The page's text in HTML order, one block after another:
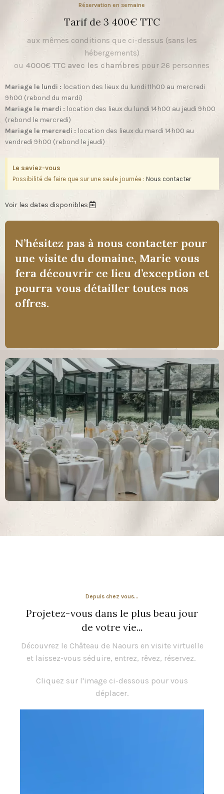
Réservation en semaine
Tarif de 3 400€ TTC
aux mêmes conditions que ci-dessus (sans les
hébergements)
ou 4000€ TTC avec les chambres pour 26 personnes
Mariage le lundi : location des lieux du lundi 11h00 au mercredi
9h00 (rebond du mardi)
Mariage le mardi : location des lieux du lundi 14h00 au jeudi 9h00
(rebond le mercredi)
Mariage le mercredi : location des lieux du mardi 14h00 au
vendredi 9h00 (rebond le jeudi)
Le saviez-vous
Possibilité de faire que sur une seule journée : Nous contacter
Voir les dates disponibles
N’hésitez pas à nous contacter pour
une visite du domaine, Marie vous
fera découvrir ce lieu d’exception et
pourra vous détailler toutes nos
offres.
Depuis chez vous...
Projetez-vous dans le plus beau jour
de votre vie...
Découvrez le Château de Naours en visite virtuelle
et laissez-vous séduire, entrez, rêvez, réservez.
Cliquez sur l'image ci-dessous pour vous
déplacer.